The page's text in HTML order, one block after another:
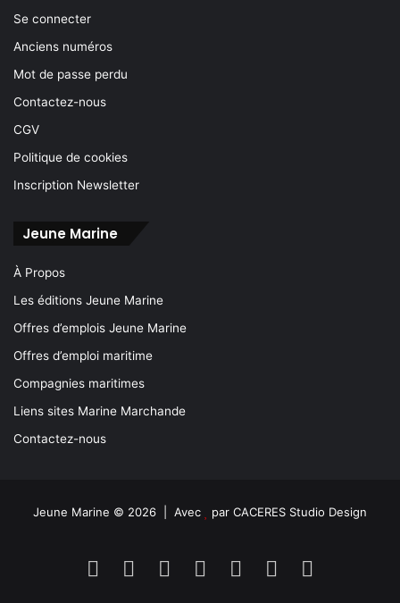
Se connecter
Anciens numéros
Mot de passe perdu
Contactez-nous
CGV
Politique de cookies
Inscription Newsletter
Jeune Marine
À Propos
Les éditions Jeune Marine
Offres d’emplois Jeune Marine
Offres d’emploi maritime
Compagnies maritimes
Liens sites Marine Marchande
Contactez-nous
Jeune Marine © 2026 | Avec par CACERES Studio Design
FacebookLinkedinYouTubeInstagram
Spotify